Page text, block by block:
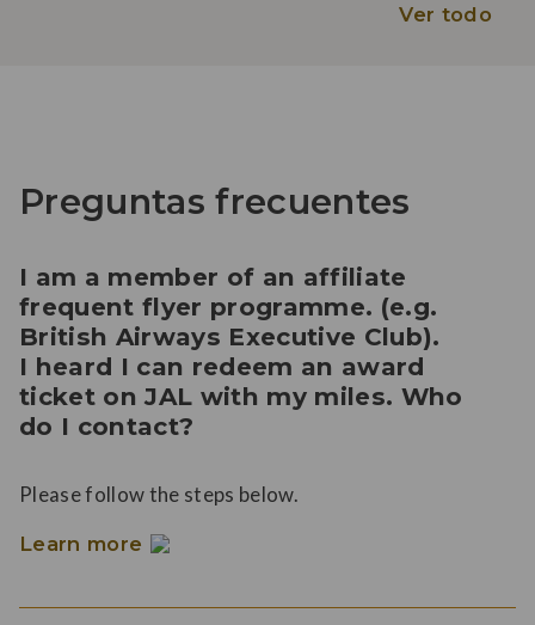
Ver todo
Preguntas frecuentes
I am a member of an affiliate
frequent flyer programme. (e.g.
British Airways Executive Club).
I heard I can redeem an award
ticket on JAL with my miles. Who
do I contact?
Please follow the steps below.
Learn more